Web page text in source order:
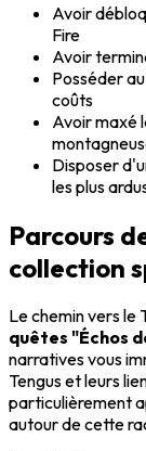
Avoir
Fire
Avoir
Posséder
coûts
Avoir maxé
Disposer
les plus
Parcours
collection
Le chemin vers le
quêtes "Échos
narratives vous
Tengus et leurs
particulièrement
autour de cette